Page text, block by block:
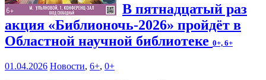
В пятнадцатый раз
акция «Библионочь-2026» пройдёт в
Областной научной библиотеке 0+, 6+
01.04.2026 Новости, 6+, 0+